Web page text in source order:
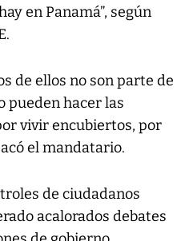
en Panamá”, según
de ellos no son parte de
pueden hacer las
vivir encubiertos, por
el mandatario.
de ciudadanos
acalorados debates